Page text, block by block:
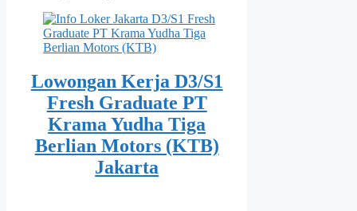
Lowongan Kerja D3/S1
Fresh Graduate PT
Krama Yudha Tiga
Berlian Motors (KTB)
Jakarta